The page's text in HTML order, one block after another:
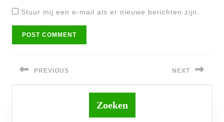
Stuur mij een e-mail als er nieuwe berichten zijn.
navigatie
PREVIOUS NEXT
Next
post:
Zoeken